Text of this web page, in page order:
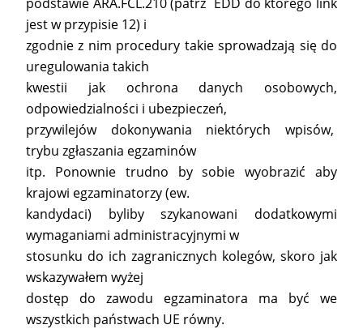
jest w przypisie 12) i
zgodnie z nim procedury takie sprowadzają się do
uregulowania takich
kwestii jak ochrona danych osobowych,
odpowiedzialności i ubezpieczeń,
przywilejów dokonywania niektórych wpisów,
trybu zgłaszania egzaminów
itp. Ponownie trudno by sobie wyobrazić aby
krajowi egzaminatorzy (ew.
kandydaci) byliby szykanowani dodatkowymi
wymaganiami administracyjnymi w
stosunku do ich zagranicznych kolegów, skoro jak
wskazywałem wyżej
dostęp do zawodu egzaminatora ma być we
wszystkich państwach UE równy.